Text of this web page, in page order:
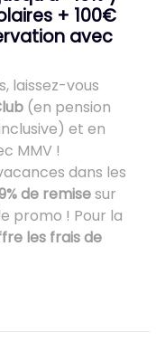
+ 100€
avec
laissez-vous
(en pension
et en
MMV !
dans les
de remisesur
promo ! Pour la
les frais de